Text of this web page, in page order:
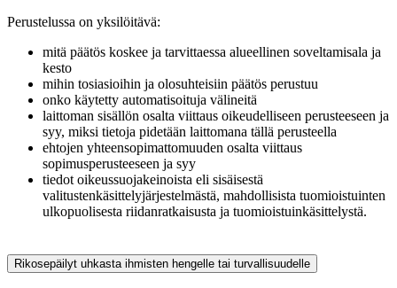
Perustelussa on yksilöitävä:
mitä päätös koskee ja tarvittaessa alueellinen soveltamisala ja
kesto
mihin tosiasioihin ja olosuhteisiin päätös perustuu
onko käytetty automatisoituja välineitä
laittoman sisällön osalta viittaus oikeudelliseen perusteeseen ja
syy, miksi tietoja pidetään laittomana tällä perusteella
ehtojen yhteensopimattomuuden osalta viittaus
sopimusperusteeseen ja syy
tiedot oikeussuojakeinoista eli sisäisestä
valitustenkäsittelyjärjestelmästä, mahdollisista tuomioistuinten
ulkopuolisesta riidanratkaisusta ja tuomioistuinkäsittelystä.
Rikosepäilyt uhkasta ihmisten hengelle tai turvallisuudelle